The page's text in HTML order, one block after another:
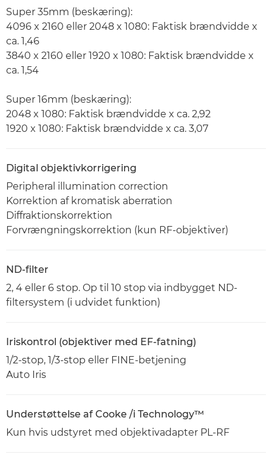
Super 35mm (beskæring):
4096 x 2160 eller 2048 x 1080: Faktisk brændvidde x
ca. 1,46
3840 x 2160 eller 1920 x 1080: Faktisk brændvidde x
ca. 1,54
Super 16mm (beskæring):
2048 x 1080: Faktisk brændvidde x ca. 2,92
1920 x 1080: Faktisk brændvidde x ca. 3,07
Digital objektivkorrigering
Peripheral illumination correction
Korrektion af kromatisk aberration
Diffraktionskorrektion
Forvrængningskorrektion (kun RF-objektiver)
ND-filter
2, 4 eller 6 stop. Op til 10 stop via indbygget ND-
filtersystem (i udvidet funktion)
Iriskontrol (objektiver med EF-fatning)
1/2-stop, 1/3-stop eller FINE-betjening
Auto Iris
Understøttelse af Cooke /i Technology™
Kun hvis udstyret med objektivadapter PL-RF